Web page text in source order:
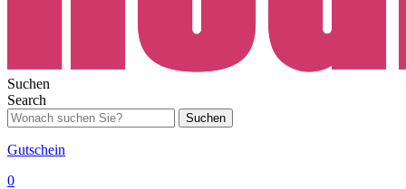
Suchen
Search
Suchen
Gutschein
0